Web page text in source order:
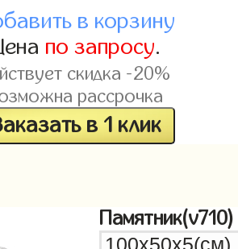
в корзину
по запросу.
скидка -20%
рассрочка
в 1 клик
Памятник(v710)